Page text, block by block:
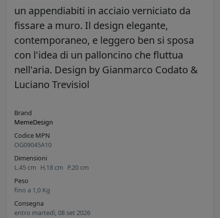
un appendiabiti in acciaio verniciato da
fissare a muro. Il design elegante,
contemporaneo, e leggero ben si sposa
con l'idea di un palloncino che fluttua
nell'aria. Design by Gianmarco Codato &
Luciano Trevisiol
Brand
MemeDesign
Codice MPN
OG09045A10
Dimensioni
L.45 cm H.18 cm P.20 cm
Peso
fino a 1,0 Kg
Consegna
entro martedì, 08 set 2026